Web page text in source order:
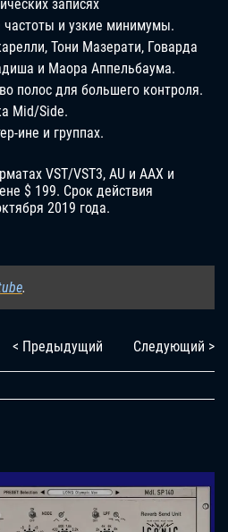
записях
и узкие минимумы.
Тони Мазерати, Говарда
и Маора Аппельбаума.
полос для большего контроля.
Mid/Side.
ине и группах.
VST/VST3, AU и AAX и
$ 199. Срок действия
2019 года.
.
< Предыдущий Следующий >